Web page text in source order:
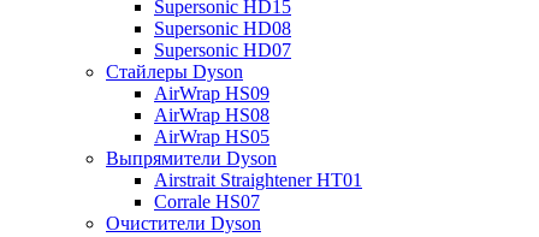
Supersonic HD15
Supersonic HD08
Supersonic HD07
Стайлеры Dyson
AirWrap HS09
AirWrap HS08
AirWrap HS05
Выпрямители Dyson
Airstrait Straightener HT01
Corrale HS07
Очистители Dyson